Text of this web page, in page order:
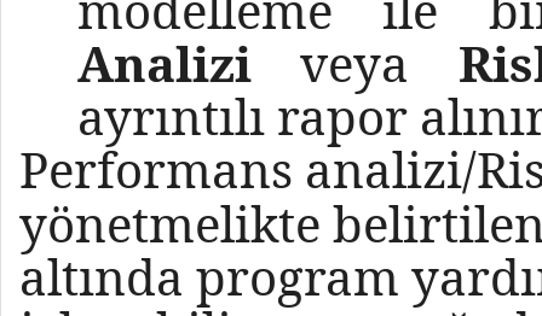
Analizi veya
ayrıntılı rapor
Performans analizi/
yönetmelikte
altında program